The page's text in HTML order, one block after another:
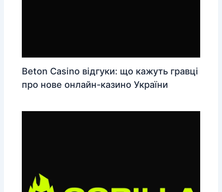
Beton Casino відгуки: що кажуть гравці
про нове онлайн-казино України